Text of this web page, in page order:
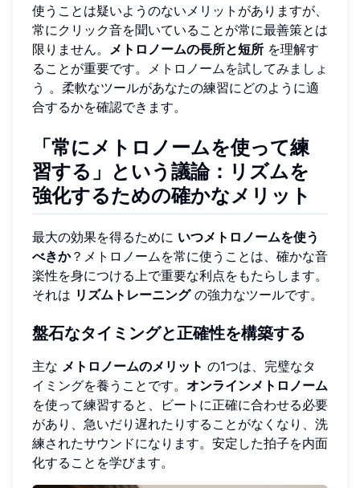
使うことは疑いようのないメリットがありますが、
常にクリック音を聞いていることが常に最善策とは
限りません。
メトロノームの長所と短所 を理解す
ることが重要です。
メトロノームを試してみましょ
う 。柔軟なツールがあなたの練習にどのように適
合するかを確認できます。
「常にメトロノームを使って練
習する」という議論： リズムを
強化するための確かなメリット
最大の効果を得るために いつメトロノームを使う
べきか？メトロノームを常に使うことは、確かな音
楽性を身につける上で重要な利点をもたらします。
それは リズムトレーニングの強力なツールです。
盤石なタイミングと正確性を構築する
主な メトロノームのメリット の1つは、完璧なタ
イミングを養うことです。 オンラインメトロノーム
を使って練習すると、ビートに正確に合わせる必要
があり、急いだり遅れたりすることがなくなり、洗
練されたサウンドになります。安定した拍子を内面
化することを学びます。